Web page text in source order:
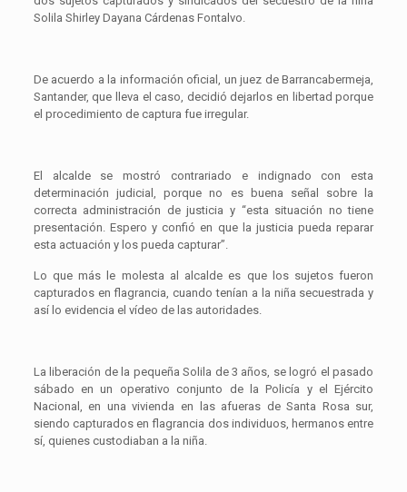
Solila Shirley Dayana Cárdenas Fontalvo.
De acuerdo a la información oficial, un juez de Barrancabermeja,
Santander, que lleva el caso, decidió dejarlos en libertad porque
el procedimiento de captura fue irregular.
El alcalde se mostró contrariado e indignado con esta
determinación judicial, porque no es buena señal sobre la
correcta administración de justicia y “esta situación no tiene
presentación. Espero y confió en que la justicia pueda reparar
esta actuación y los pueda capturar”.
Lo que más le molesta al alcalde es que los sujetos fueron
capturados en flagrancia, cuando tenían a la niña secuestrada y
así lo evidencia el vídeo de las autoridades.
La liberación de la pequeña Solila de 3 años, se logró el pasado
sábado en un operativo conjunto de la Policía y el Ejército
Nacional, en una vivienda en las afueras de Santa Rosa sur,
siendo capturados en flagrancia dos individuos, hermanos entre
sí, quienes custodiaban a la niña.